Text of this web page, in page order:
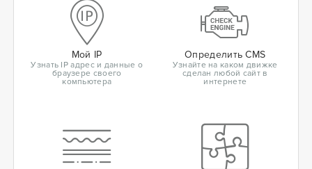
Мой IP
Узнать IP адрес и данные о
браузере своего
компьютера
Определить CMS
Узнайте на каком движке
сделан любой сайт в
интернете